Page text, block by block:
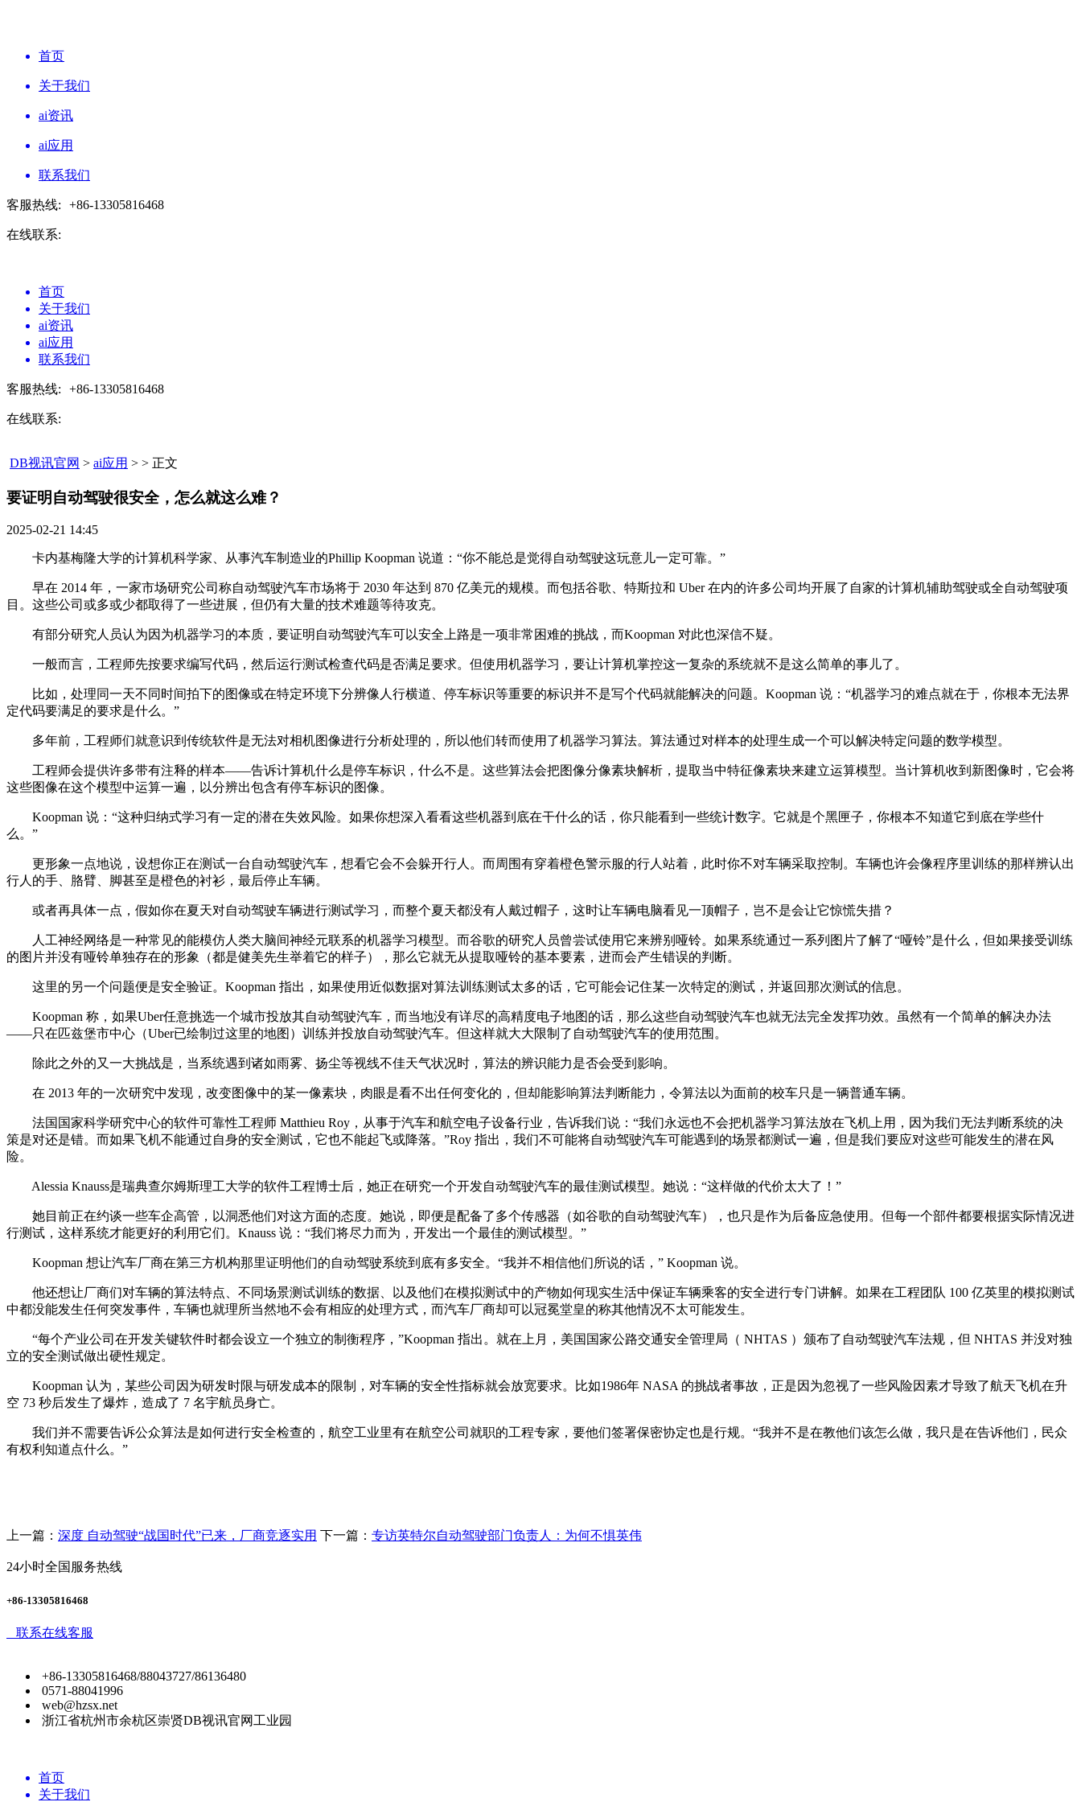
首页
关于我们
ai资讯
ai应用
联系我们
客服热线: +86-13305816468
在线联系:
首页
关于我们
ai资讯
ai应用
联系我们
客服热线: +86-13305816468
在线联系:
DB视讯官网 > ai应用 > > 正文
要证明自动驾驶很安全，怎么就这么难？​
2025-02-21 14:45
卡内基梅隆大学的计算机科学家、从事汽车制造业的Phillip Koopman 说道：“你不能总是觉得自动驾驶这玩意儿一定可靠。”
早在 2014 年，一家市场研究公司称自动驾驶汽车市场将于 2030 年达到 870 亿美元的规模。而包括谷歌、特斯拉和 Uber 在内的许多公司均开展了自家的计算机辅助驾驶或全自动驾驶项
目。这些公司或多或少都取得了一些进展，但仍有大量的技术难题等待攻克。
有部分研究人员认为因为机器学习的本质，要证明自动驾驶汽车可以安全上路是一项非常困难的挑战，而Koopman 对此也深信不疑。
一般而言，工程师先按要求编写代码，然后运行测试检查代码是否满足要求。但使用机器学习，要让计算机掌控这一复杂的系统就不是这么简单的事儿了。
比如，处理同一天不同时间拍下的图像或在特定环境下分辨像人行横道、停车标识等重要的标识并不是写个代码就能解决的问题。Koopman 说：“机器学习的难点就在于，你根本无法界
定代码要满足的要求是什么。”
多年前，工程师们就意识到传统软件是无法对相机图像进行分析处理的，所以他们转而使用了机器学习算法。算法通过对样本的处理生成一个可以解决特定问题的数学模型。
工程师会提供许多带有注释的样本——告诉计算机什么是停车标识，什么不是。这些算法会把图像分像素块解析，提取当中特征像素块来建立运算模型。当计算机收到新图像时，它会将
这些图像在这个模型中运算一遍，以分辨出包含有停车标识的图像。
Koopman 说：“这种归纳式学习有一定的潜在失效风险。如果你想深入看看这些机器到底在干什么的话，你只能看到一些统计数字。它就是个黑匣子，你根本不知道它到底在学些什
么。”
更形象一点地说，设想你正在测试一台自动驾驶汽车，想看它会不会躲开行人。而周围有穿着橙色警示服的行人站着，此时你不对车辆采取控制。车辆也许会像程序里训练的那样辨认出
行人的手、胳臂、脚甚至是橙色的衬衫，最后停止车辆。
或者再具体一点，假如你在夏天对自动驾驶车辆进行测试学习，而整个夏天都没有人戴过帽子，这时让车辆电脑看见一顶帽子，岂不是会让它惊慌失措？
人工神经网络是一种常见的能模仿人类大脑间神经元联系的机器学习模型。而谷歌的研究人员曾尝试使用它来辨别哑铃。如果系统通过一系列图片了解了“哑铃”是什么，但如果接受训练
的图片并没有哑铃单独存在的形象（都是健美先生举着它的样子），那么它就无从提取哑铃的基本要素，进而会产生错误的判断。
这里的另一个问题便是安全验证。Koopman 指出，如果使用近似数据对算法训练测试太多的话，它可能会记住某一次特定的测试，并返回那次测试的信息。
Koopman 称，如果Uber任意挑选一个城市投放其自动驾驶汽车，而当地没有详尽的高精度电子地图的话，那么这些自动驾驶汽车也就无法完全发挥功效。虽然有一个简单的解决办法
——只在匹兹堡市中心（Uber已绘制过这里的地图）训练并投放自动驾驶汽车。但这样就大大限制了自动驾驶汽车的使用范围。
除此之外的又一大挑战是，当系统遇到诸如雨雾、扬尘等视线不佳天气状况时，算法的辨识能力是否会受到影响。
在 2013 年的一次研究中发现，改变图像中的某一像素块，肉眼是看不出任何变化的，但却能影响算法判断能力，令算法以为面前的校车只是一辆普通车辆。
法国国家科学研究中心的软件可靠性工程师 Matthieu Roy，从事于汽车和航空电子设备行业，告诉我们说：“我们永远也不会把机器学习算法放在飞机上用，因为我们无法判断系统的决
策是对还是错。而如果飞机不能通过自身的安全测试，它也不能起飞或降落。”Roy 指出，我们不可能将自动驾驶汽车可能遇到的场景都测试一遍，但是我们要应对这些可能发生的潜在风
险。
Alessia Knauss是瑞典查尔姆斯理工大学的软件工程博士后，她正在研究一个开发自动驾驶汽车的最佳测试模型。她说：“这样做的代价太大了！”
她目前正在约谈一些车企高管，以洞悉他们对这方面的态度。她说，即便是配备了多个传感器（如谷歌的自动驾驶汽车），也只是作为后备应急使用。但每一个部件都要根据实际情况进
行测试，这样系统才能更好的利用它们。Knauss 说：“我们将尽力而为，开发出一个最佳的测试模型。”
Koopman 想让汽车厂商在第三方机构那里证明他们的自动驾驶系统到底有多安全。“我并不相信他们所说的话，” Koopman 说。
他还想让厂商们对车辆的算法特点、不同场景测试训练的数据、以及他们在模拟测试中的产物如何现实生活中保证车辆乘客的安全进行专门讲解。如果在工程团队 100 亿英里的模拟测试
中都没能发生任何突发事件，车辆也就理所当然地不会有相应的处理方式，而汽车厂商却可以冠冕堂皇的称其他情况不太可能发生。
“每个产业公司在开发关键软件时都会设立一个独立的制衡程序，”Koopman 指出。就在上月，美国国家公路交通安全管理局（ NHTAS ）颁布了自动驾驶汽车法规，但 NHTAS 并没对独
立的安全测试做出硬性规定。
Koopman 认为，某些公司因为研发时限与研发成本的限制，对车辆的安全性指标就会放宽要求。比如1986年 NASA 的挑战者事故，正是因为忽视了一些风险因素才导致了航天飞机在升
空 73 秒后发生了爆炸，造成了 7 名宇航员身亡。
我们并不需要告诉公众算法是如何进行安全检查的，航空工业里有在航空公司就职的工程专家，要他们签署保密协定也是行规。“我并不是在教他们该怎么做，我只是在告诉他们，民众
有权利知道点什么。”
上一篇： 深度 自动驾驶“战国时代”已来，厂商竞逐实用 下一篇： 专访英特尔自动驾驶部门负责人：为何不惧英伟
24小时全国服务热线
+86-13305816468
联系在线客服
+86-13305816468/88043727/86136480
0571-88041996
web@hzsx.net
浙江省杭州市余杭区崇贤DB视讯官网工业园
首页
关于我们